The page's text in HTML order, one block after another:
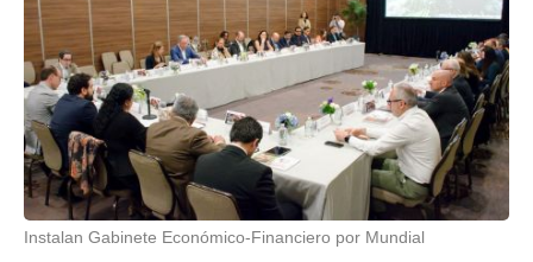
Instalan Gabinete Económico-Financiero por Mundial